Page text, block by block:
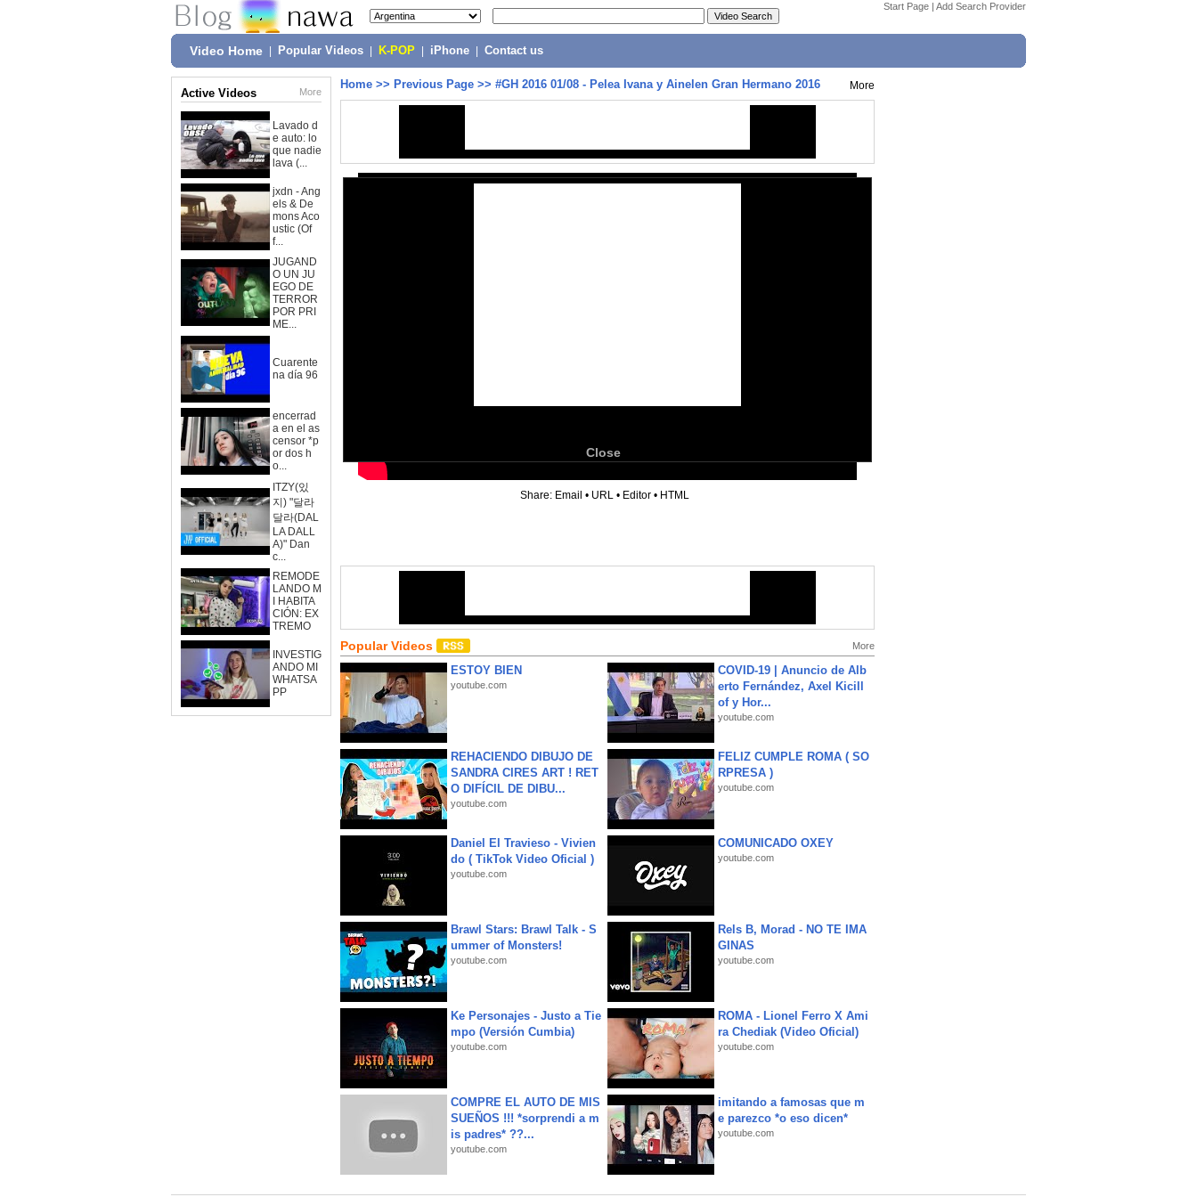
Start Page | Add Search Provider
Video Home Popular Videos K-POP iPhone Contact us
Active Videos More
Lavado d
e auto: lo
que nadie
lava (...
jxdn - Ang
els & De
mons Aco
ustic (Of
f...
JUGAND
O UN JU
EGO DE
TERROR
POR PRI
ME...
Cuarente
na día 96
encerrad
a en el as
censor *p
or dos h
o...
ITZY(있
지) "달라
달라(DAL
LA DALL
A)" Dan
c...
REMODE
LANDO M
I HABITA
CIÓN: EX
TREMO
INVESTIG
ANDO MI
WHATSA
PP
Home >> Previous Page >> #GH 2016 01/08 - Pelea Ivana y Ainelen Gran Hermano 2016 More
Close
Share: Email • URL • Editor • HTML
Popular Videos More
ESTOY BIEN
youtube.com
COVID-19 | Anuncio de Alb
erto Fernández, Axel Kicill
of y Hor...
youtube.com
REHACIENDO DIBUJO DE
SANDRA CIRES ART ! RET
O DIFÍCIL DE DIBU...
youtube.com
FELIZ CUMPLE ROMA ( SO
RPRESA )
youtube.com
Daniel El Travieso - Vivien
do ( TikTok Video Oficial )
youtube.com
COMUNICADO OXEY
youtube.com
Brawl Stars: Brawl Talk - S
ummer of Monsters!
youtube.com
Rels B, Morad - NO TE IMA
GINAS
youtube.com
Ke Personajes - Justo a Tie
mpo (Versión Cumbia)
youtube.com
ROMA - Lionel Ferro X Ami
ra Chediak (Video Oficial)
youtube.com
COMPRE EL AUTO DE MIS
SUEÑOS !!! *sorprendi a m
is padres* ??...
youtube.com
imitando a famosas que m
e parezco *o eso dicen*
youtube.com